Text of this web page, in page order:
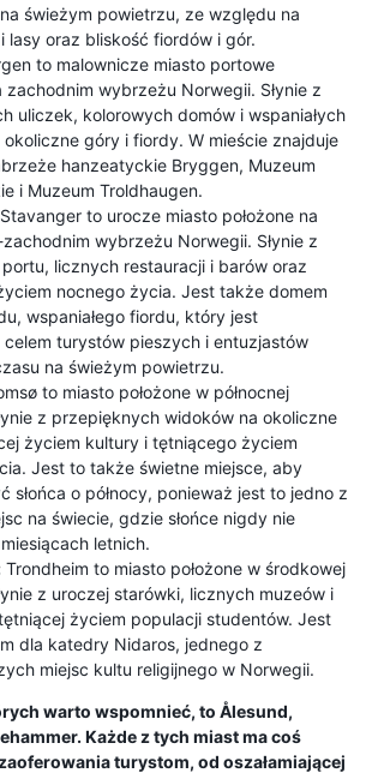
świeżym powietrzu, ze względu na
lasy oraz bliskość fiordów i gór.
to malownicze miasto portowe
zachodnim wybrzeżu Norwegii. Słynie z
uliczek, kolorowych domów i wspaniałych
góry i fiordy. W mieście znajduje
hanzeatyckie Bryggen, Muzeum
i Muzeum Troldhaugen.
Stavanger to urocze miasto położone na
zachodnim wybrzeżu Norwegii. Słynie z
licznych restauracji i barów oraz
nocnego życia. Jest także domem
wspaniałego fiordu, który jest
celem turystów pieszych i entuzjastów
na świeżym powietrzu.
to miasto położone w północnej
z przepięknych widoków na okoliczne
życiem kultury i tętniącego życiem
Jest to także świetne miejsce, aby
słońca o północy, ponieważ jest to jedno z
na świecie, gdzie słońce nigdy nie
letnich.
Trondheim to miasto położone w środkowej
z uroczej starówki, licznych muzeów i
życiem populacji studentów. Jest
dla katedry Nidaros, jednego z
miejsc kultu religijnego w Norwegii.
warto wspomnieć, to Ålesund,
Każde z tych miast ma coś
turystom, od oszałamiającej